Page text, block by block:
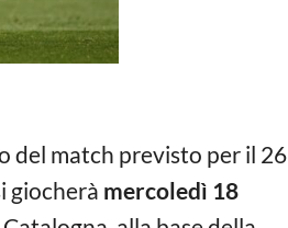
del match previsto per il 26
giocherà mercoledì 18